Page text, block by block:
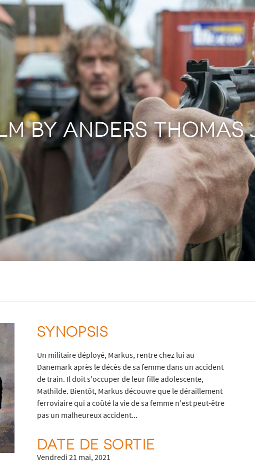
BY ANDERS THOMAS
SYNOPSIS
Un militaire déployé, Markus, rentre chez lui au
Danemark après le décès de sa femme dans un accident
de train. Il doit s'occuper de leur fille adolescente,
Mathilde. Bientôt, Markus découvre que le déraillement
ferroviaire qui a coûté la vie de sa femme n'est peut-être
pas un malheureux accident...
DATE DE SORTIE
Vendredi 21 mai, 2021